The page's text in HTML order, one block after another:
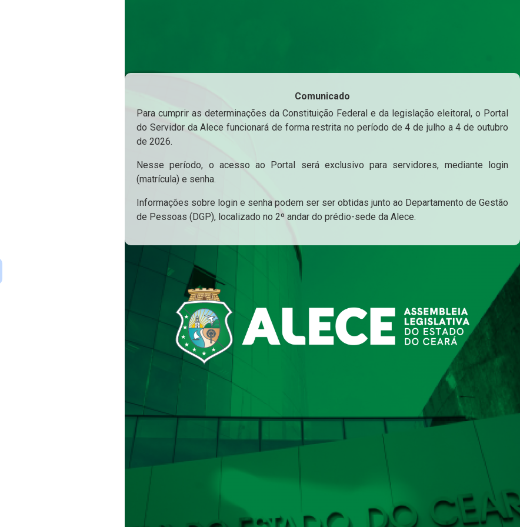
Comunicado
Para cumprir as determinações da Constituição Federal e da legislação eleitoral, o Portal
do Servidor da Alece funcionará de forma restrita no período de 4 de julho a 4 de outubro
de 2026.
Nesse período, o acesso ao Portal será exclusivo para servidores, mediante login
(matrícula) e senha.
Informações sobre login e senha podem ser ser obtidas junto ao Departamento de Gestão
de Pessoas (DGP), localizado no 2º andar do prédio-sede da Alece.